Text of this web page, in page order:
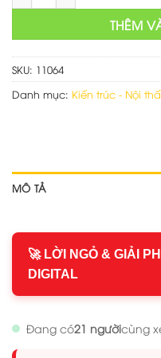
THÊM
SKU: 11064
Danh mục: Kiến trúc - Nội
MÔ TẢ
🚀 LỜI NGỎ & GIẢI
DIGITAL
Đang có21 ngườicùng